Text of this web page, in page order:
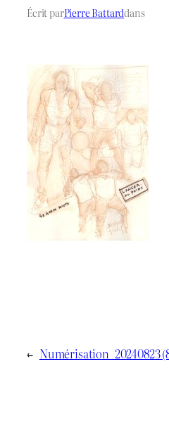
Écrit parPierre Battarddans
← Numérisation_20240823